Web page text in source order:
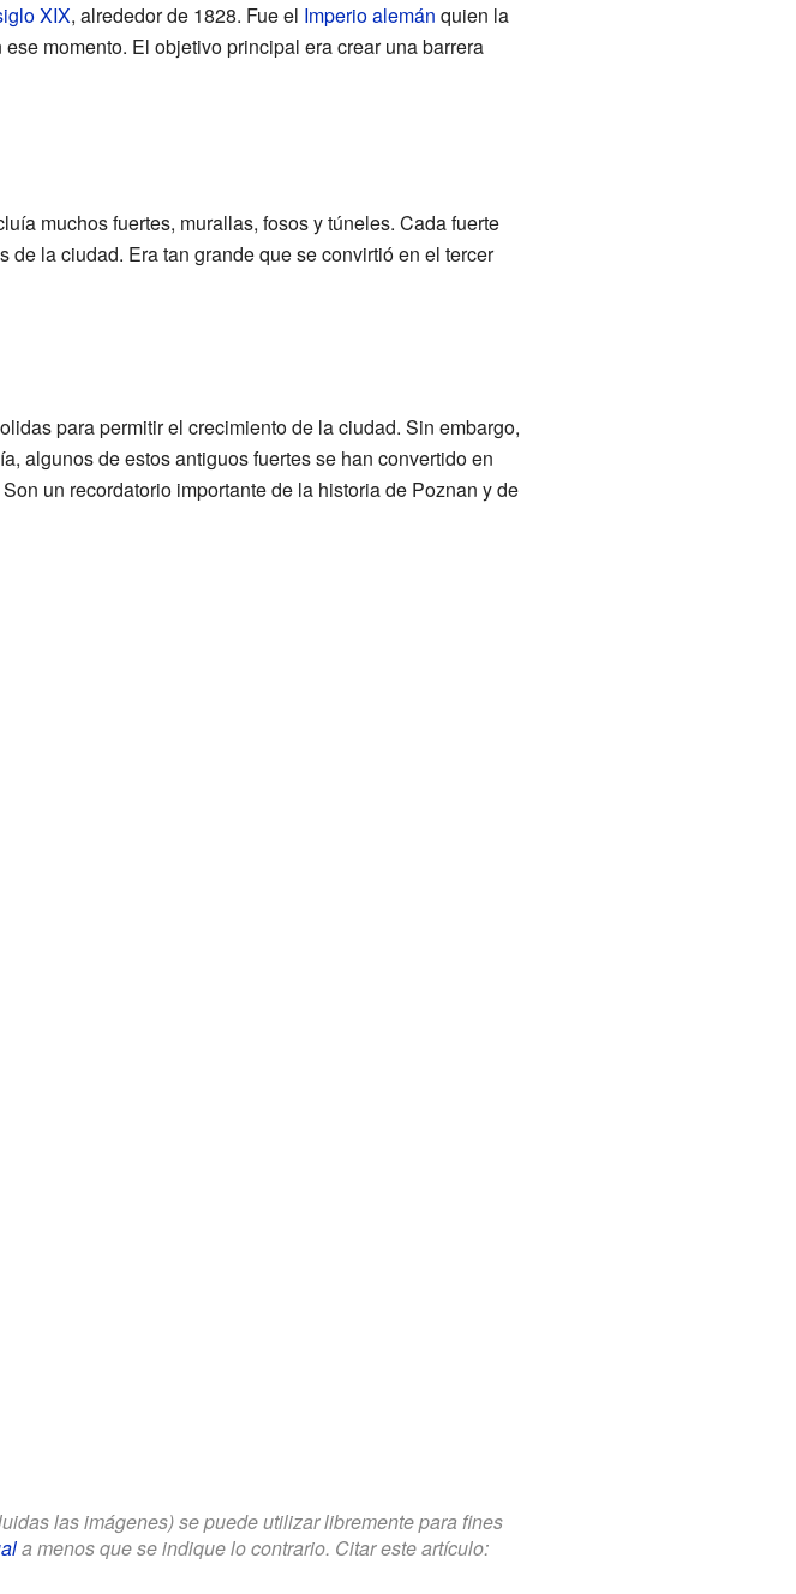
XIX, alrededor de 1828. Fue el Imperio alemán quien la
momento. El objetivo principal era crear una barrera
muchos fuertes, murallas, fosos y túneles. Cada fuerte
la ciudad. Era tan grande que se convirtió en el tercer
para permitir el crecimiento de la ciudad. Sin embargo,
algunos de estos antiguos fuertes se han convertido en
un recordatorio importante de la historia de Poznan y de
las imágenes) se puede utilizar libremente para fines
a menos que se indique lo contrario. Citar este artículo: